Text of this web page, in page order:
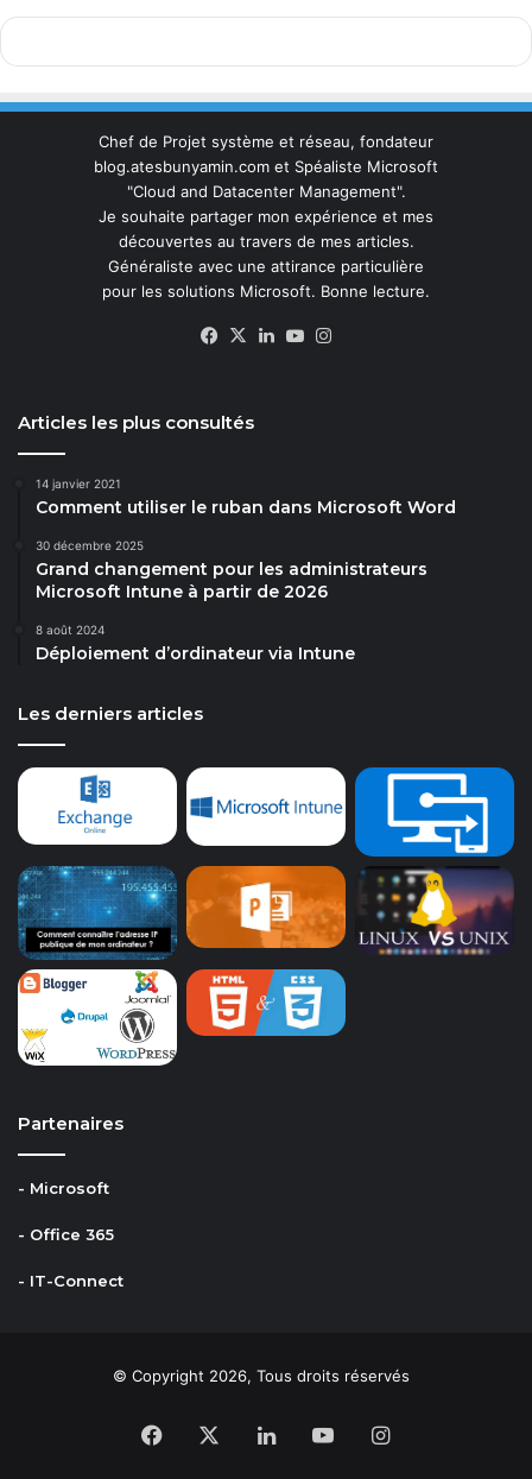
Chef de Projet système et réseau, fondateur
blog.atesbunyamin.com et Spéaliste Microsoft
"Cloud and Datacenter Management".
Je souhaite partager mon expérience et mes
découvertes au travers de mes articles.
Généraliste avec une attirance particulière
pour les solutions Microsoft. Bonne lecture.
Facebook
X LinkedinYouTube
Articles les plus consultés
14 janvier 2021
Comment utiliser le ruban dans Microsoft Word
30 décembre 2025
Grand changement pour les administrateurs
Microsoft Intune à partir de 2026
8 août 2024
Déploiement d’ordinateur via Intune
Les derniers articles
Partenaires
- Microsoft
- Office 365
- IT-Connect
© Copyright 2026, Tous droits réservés
Facebook LinkedinYouTubeInstagram